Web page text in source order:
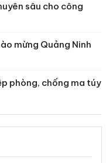
sâu cho công
mừng Quảng Ninh
phòng, chống ma túy